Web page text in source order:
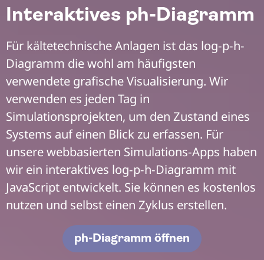
Interaktives ph-Diagramm
Für kältetechnische Anlagen ist das log-p-h-
Diagramm die wohl am häufigsten
verwendete grafische Visualisierung. Wir
verwenden es jeden Tag in
Simulationsprojekten, um den Zustand eines
Systems auf einen Blick zu erfassen. Für
unsere webbasierten Simulations-Apps haben
wir ein interaktives log-p-h-Diagramm mit
JavaScript entwickelt. Sie können es kostenlos
nutzen und selbst einen Zyklus erstellen.
ph-Diagramm öffnen